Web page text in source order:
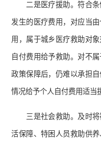
二是医疗援助。符合
发生的医疗费用，对应当
用，属于城乡医疗救助对
自付费用给予救助。对不
政策保障后，仍难以承担
情况给予个人自付费用适当
三是社会救助。及时
活保障、特困人员救助供